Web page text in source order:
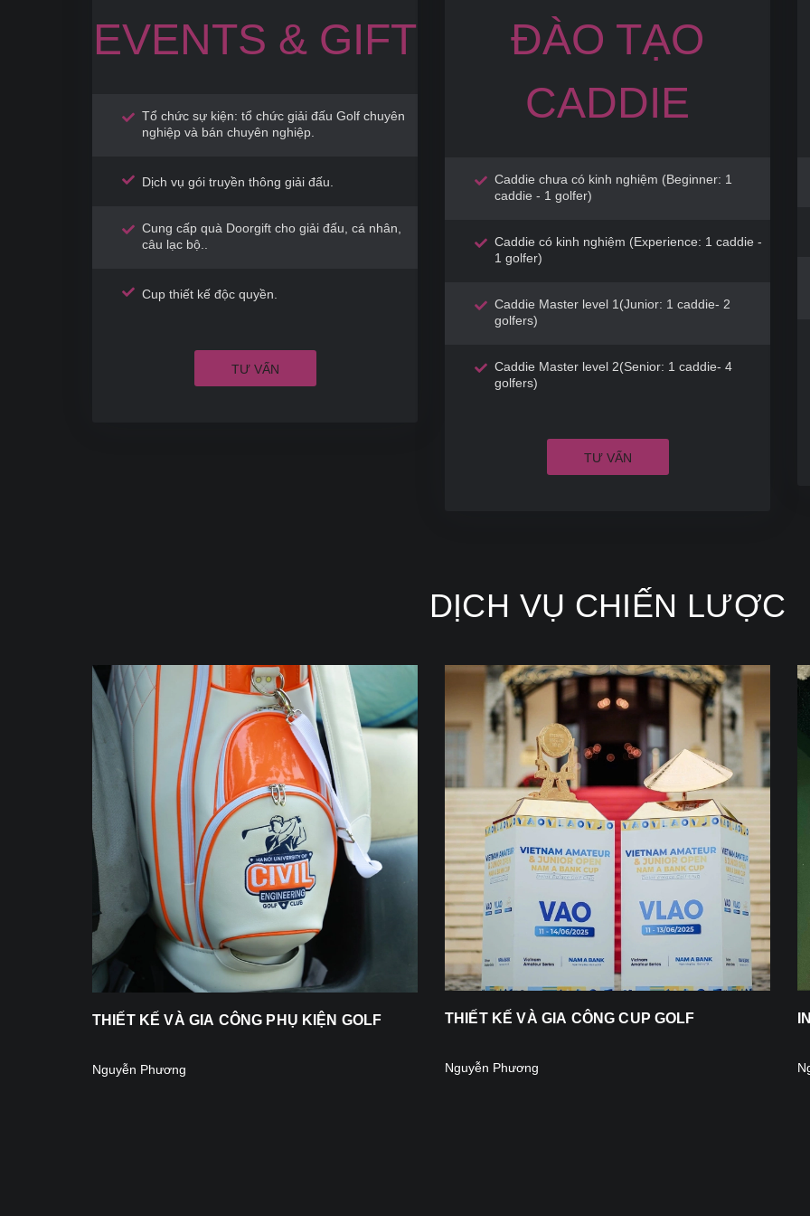
EVENTS & GIFT
Tổ chức sự kiện: tổ chức giải đấu Golf chuyên
nghiệp và bán chuyên nghiệp.
Dịch vụ gói truyền thông giải đấu.
Cung cấp quà Doorgift cho giải đấu, cá nhân,
câu lạc bộ..
Cup thiết kế độc quyền.
TƯ VẤN
ĐÀO TẠO
CADDIE
Caddie chưa có kinh nghiệm (Beginner: 1
caddie - 1 golfer)
Caddie có kinh nghiệm (Experience: 1 caddie -
1 golfer)
Caddie Master level 1(Junior: 1 caddie- 2
golfers)
Caddie Master level 2(Senior: 1 caddie- 4
golfers)
TƯ VẤN
DỊCH VỤ CHIẾN LƯỢC
THIẾT KẾ VÀ GIA CÔNG PHỤ KIỆN GOLF
Nguyễn Phương
THIẾT KẾ VÀ GIA CÔNG CUP GOLF
Nguyễn Phương